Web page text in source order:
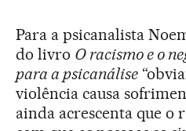
Para a psicanalista
do livro O racismo e o
para a psicanálise
violência causa
ainda acrescenta que o